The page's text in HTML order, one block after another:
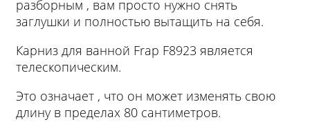
разборным , вам просто нужно снять
заглушки и полностью вытащить на себя.
Карниз для ванной Frap F8923 является
телескопическим.
Это означает , что он может изменять свою
длину в пределах 80 сантиметров.